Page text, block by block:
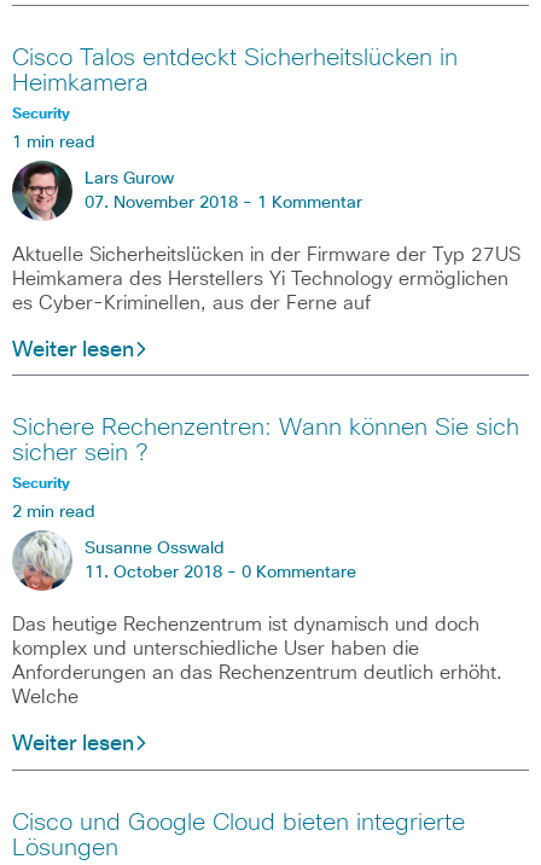
Cisco Talos entdeckt Sicherheitslücken in
Heimkamera
Security
1 min read
Lars Gurow
07. November 2018 - 1 Kommentar
Aktuelle Sicherheitslücken in der Firmware der Typ 27US
Heimkamera des Herstellers Yi Technology ermöglichen
es Cyber-Kriminellen, aus der Ferne auf
Weiter lesen
Sichere Rechenzentren: Wann können Sie sich
sicher sein ?
Security
2 min read
Susanne Osswald
11. October 2018 - 0 Kommentare
Das heutige Rechenzentrum ist dynamisch und doch
komplex und unterschiedliche User haben die
Anforderungen an das Rechenzentrum deutlich erhöht.
Welche
Weiter lesen
Cisco und Google Cloud bieten integrierte
Lösungen